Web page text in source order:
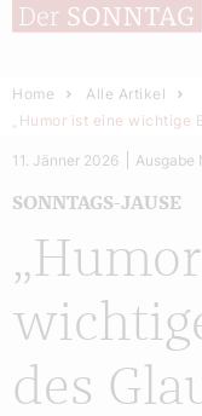
Home
Alle Artikel
„Humor ist eine wichtige
des
SONNTAGS-JAUSE
11. Jänner 2026 Ausgabe